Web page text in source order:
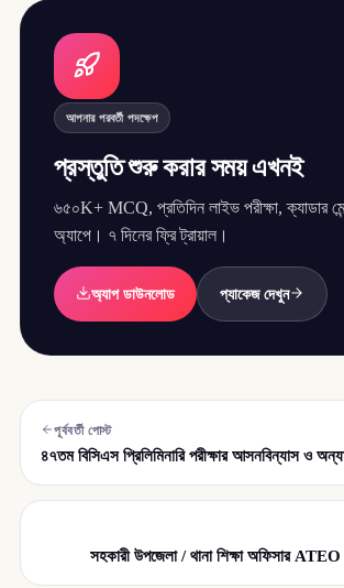
আপনার পরবর্তী পদক্ষেপ
প্রস্তুতি শুরু করার সময় এখনই
৬৫০K+ MCQ, প্রতিদিন লাইভ পরীক্ষা, ক্যাডার
অ্যাপে। ৭ দিনের ফ্রি ট্রায়াল।
অ্যাপ ডাউনলোড প্যাকেজ দেখুন
পূর্ববর্তী পোস্ট
৪৭তম বিসিএস প্রিলিমিনারি পরীক্ষার আসনবিন্যাস ও
সহকারী উপজেলা / থানা শিক্ষা অফিসার ATEO